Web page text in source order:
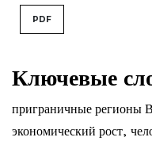
Ключевые
приграничные регионы
экономический рост,
PDF